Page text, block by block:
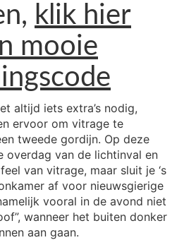
klik hier
mooie
altijd iets extra’s nodig,
ervoor om vitrage te
tweede gordijn. Op deze
overdag van de lichtinval en
van vitrage, maar sluit je ‘s
af voor nieuwsgierige
vooral in de avond niet
wanneer het buiten donker
aan gaan.